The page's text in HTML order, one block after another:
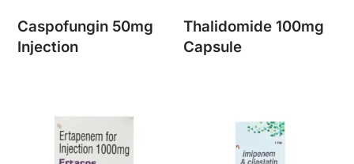
Caspofungin 50mg
Injection
Thalidomide 100mg
Capsule